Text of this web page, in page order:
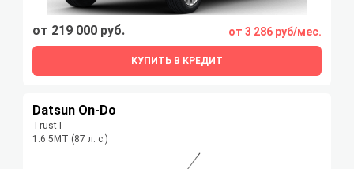
от 219 000 руб. от 3 286 руб/мес.
КУПИТЬ В КРЕДИТ
Datsun On-Do
Trust I
1.6 5MT (87 л. с.)